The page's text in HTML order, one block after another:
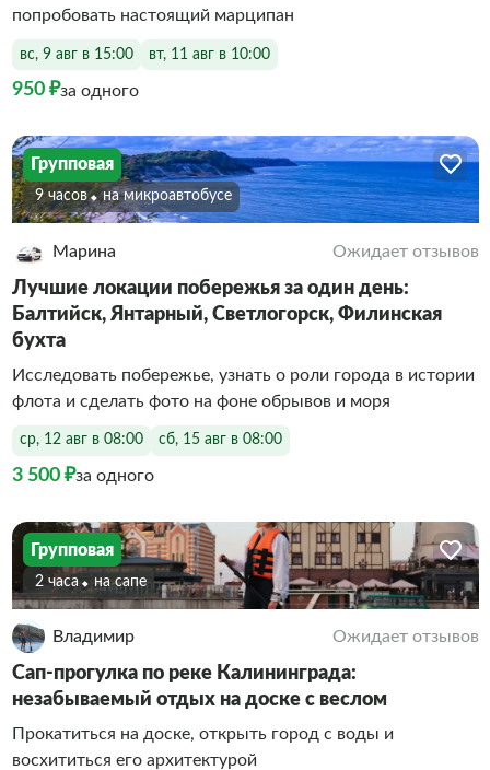
попробовать настоящий марципан
вс, 9 авг в 15:00 вт, 11 авг в 10:00
950 ₽за одного
Групповая
9 часов На микроавтобусе
Марина Ожидает отзывов
Лучшие локации побережья за один день:
Балтийск, Янтарный, Светлогорск, Филинская
бухта
Исследовать побережье, узнать о роли города в истории
флота и сделать фото на фоне обрывов и моря
ср, 12 авг в 08:00 сб, 15 авг в 08:00
3 500 ₽за одного
Групповая
2 часа На сапе
Владимир Ожидает отзывов
Сап-прогулка по реке Калининграда:
незабываемый отдых на доске с веслом
Прокатиться на доске, открыть город с воды и
восхититься его архитектурой